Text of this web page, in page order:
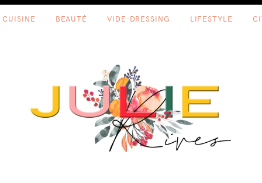
CUISINE BEAUTÉ VIDE-DRESSING LIFESTYLE